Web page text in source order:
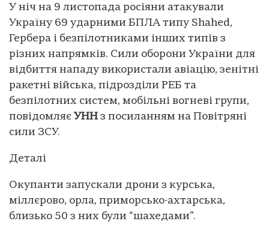
У ніч на 9 листопада росіяни атакували
Україну 69 ударними БПЛА типу Shahed,
Гербера і безпілотниками інших типів з
різних напрямків. Сили оборони України для
відбиття нападу використали авіацію, зенітні
ракетні війська, підрозділи РЕБ та
безпілотних систем, мобільні вогневі групи,
повідомляє УНН з посиланням на Повітряні
сили ЗСУ.
Деталі
Окупанти запускали дрони з курська,
міллєрово, орла, приморсько-ахтарська,
близько 50 з них були “шахедами”.